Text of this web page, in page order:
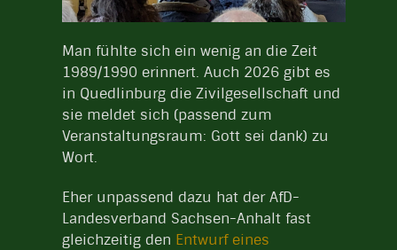
Man fühlte sich ein wenig an die Zeit
1989/1990 erinnert. Auch 2026 gibt es
in Quedlinburg die Zivilgesellschaft und
sie meldet sich (passend zum
Veranstaltungsraum: Gott sei dank) zu
Wort.
Eher unpassend dazu hat der AfD-
Landesverband Sachsen-Anhalt fast
gleichzeitig den Entwurf eines